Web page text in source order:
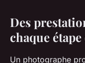
Des
chaque étape
Un photographe